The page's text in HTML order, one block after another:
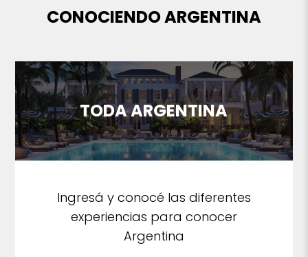
CONOCIENDO ARGENTINA
TODA ARGENTINA
Ingresá y conocé las diferentes
experiencias para conocer
Argentina